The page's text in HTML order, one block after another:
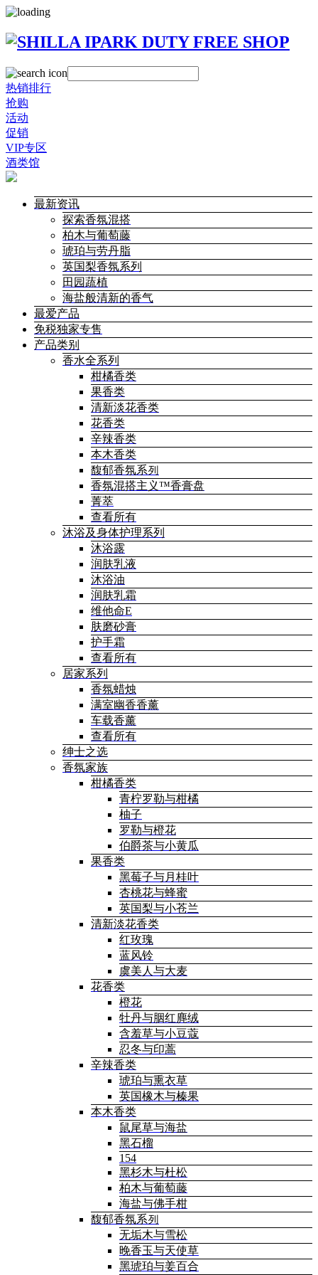
热销排行
抢购
活动
促销
VIP专区
酒类馆
最新资讯
探索香氛混搭
柏木与葡萄藤
琥珀与劳丹脂
英国梨香氛系列
田园蔬植
海盐般清新的香气
最爱产品
免税独家专售
产品类别
香水全系列
柑橘香类
果香类
清新淡花香类
花香类
辛辣香类
本木香类
馥郁香氛系列
香氛混搭主义™香膏盘
菁萃
查看所有
沐浴及身体护理系列
沐浴露
润肤乳液
沐浴油
润肤乳霜
维他命E
肤磨砂膏
护手霜
查看所有
居家系列
香氛蜡烛
满室幽香香薰
车载香薰
查看所有
绅士之选
香氛家族
柑橘香类
青柠罗勒与柑橘
柚子
罗勒与橙花
伯爵茶与小黄瓜
果香类
黑莓子与月桂叶
杏桃花与蜂蜜
英国梨与小苍兰
清新淡花香类
红玫瑰
蓝风铃
虞美人与大麦
花香类
橙花
牡丹与胭红麂绒
含羞草与小豆蔻
忍冬与印蒿
辛辣香类
琥珀与熏衣草
英国橡木与榛果
本木香类
鼠尾草与海盐
黑石榴
154
黑杉木与杜松
柏木与葡萄藤
海盐与佛手柑
馥郁香氛系列
无垢木与雪松
晚香玉与天使草
黑琥珀与姜百合